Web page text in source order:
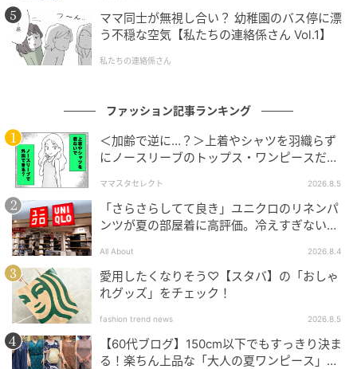
暮らしニスタ
ママ同士が無視し合い？ 幼稚園のバス停に漂
う不穏な空気【私たちの連絡係さん Vol.1】
私たちの連絡係さん
ファッション記事ランキング
＜加齢で逆に…？＞上着やシャツを羽織らず
にノースリーブのトップス・ワンピースだけ
ママスタセレクト 2026.8.5
「さらさらしてて良き」ユニクロのリネンパ
ンツが夏の部屋着に高評価。冷えすぎない肌
All About 2026.8.4
愛用したくなりそう♡【スタバ】の「おしゃ
れグッズ」をチェック！
fashion trend news 2026.8.5
【60代ブログ】150cm以下でもすっきり決ま
る！楽ちん上品な「大人の夏ワンピース」コ